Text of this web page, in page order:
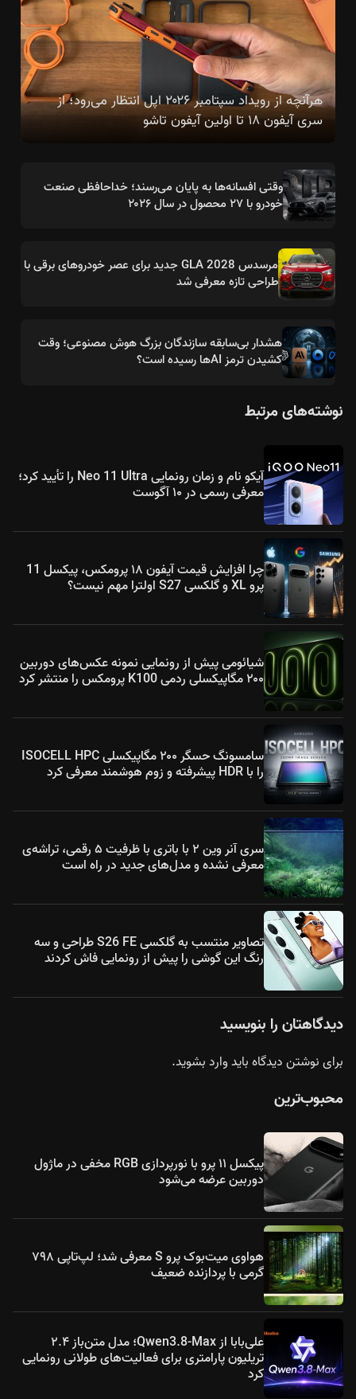
هرآنچه از رویداد سپتامبر ۲۰۲۶ اپل انتظار می‌رود؛ از
سری آیفون ۱۸ تا اولین آیفون تاشو
وقتی افسانه‌ها به پایان می‌رسند؛ خداحافظی صنعت
خودرو با ۲۷ محصول در سال ۲۰۲۶
مرسدس GLA 2028 جدید برای عصر خودروهای برقی با
طراحی تازه معرفی شد
هشدار بی‌سابقه سازندگان بزرگ هوش مصنوعی؛ وقت
کشیدن ترمز AIها رسیده است؟
نوشته‌های مرتبط
آیکو نام و زمان رونمایی Neo 11 Ultra را تأیید کرد؛
معرفی رسمی در ۱۰ آگوست
چرا افزایش قیمت آیفون ۱۸ پرومکس، پیکسل 11
پرو XL و گلکسی S27 اولترا مهم نیست؟
شیائومی پیش از رونمایی نمونه عکس‌های دوربین
۲۰۰ مگاپیکسلی ردمی K100 پرومکس را منتشر کرد
سامسونگ حسگر ۲۰۰ مگاپیکسلی ISOCELL HPC
را با HDR پیشرفته و زوم هوشمند معرفی کرد
سری آنر وین ۲ با باتری با ظرفیت ۵ رقمی، تراشه‌ی
معرفی نشده و مدل‌های جدید در راه است
تصاویر منتسب به گلکسی S26 FE طراحی و سه
رنگ این گوشی را پیش از رونمایی فاش کردند
دیدگاهتان را بنویسید
برای نوشتن دیدگاه بایدوارد بشوید.
محبوب‌ترین
پیکسل ۱۱ پرو با نورپردازی RGB مخفی در ماژول
دوربین عرضه می‌شود
هواوی میت‌بوک پرو S معرفی شد؛ لپ‌تاپی ۷۹۸
گرمی با پردازنده ضعیف
علی‌بابا از Qwen3.8-Max؛ مدل متن‌باز ۲.۴
تریلیون پارامتری برای فعالیت‌های طولانی رونمایی
کرد